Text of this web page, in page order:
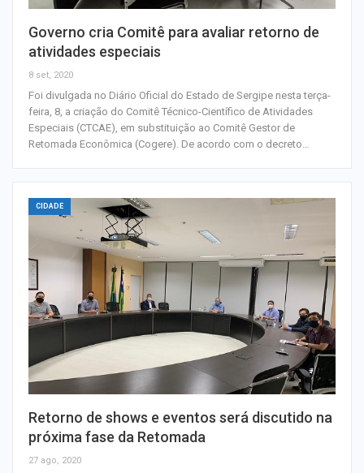
Governo cria Comitê para avaliar retorno de
atividades especiais
8 set, 2020
Foi divulgada no Diário Oficial do Estado de Sergipe nesta terça-
feira, 8, a criação do Comitê Técnico-Científico de Atividades
Especiais (CTCAE), em substituição ao Comitê Gestor de
Retomada Econômica (Cogere). De acordo com o decreto…
CIDADE
Retorno de shows e eventos será discutido na
próxima fase da Retomada
27 ago, 2020